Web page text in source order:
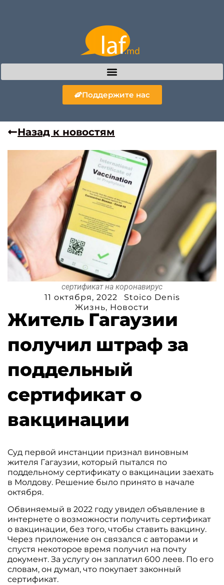
Поддержите нас
Назад к новостям
сертификат на коронавирус
11 октября, 2022
Stoico Denis
Жизнь, Новости
Житель Гагаузии
получил штраф за
поддельный
сертификат о
вакцинации
Суд первой инстанции признал виновным
жителя Гагаузии, который пытался по
поддельному сертификату о вакцинации заехать
в Молдову. Решение было принято в начале
октября.
Обвиняемый в 2022 году увидел объявление в
интернете о возможности получить сертификат
о вакцинации, без того, чтобы ставить вакцину.
Через приложение он связался с авторами и
спустя некоторое время получил на почту
документ. За услугу он заплатил 600 леев. По его
словам, он думал, что покупает законный
сертификат.